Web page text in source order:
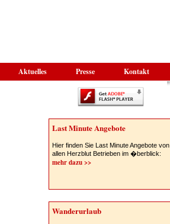
Aktuelles Presse Kontakt
Last Minute Angebote
Hier finden Sie Last Minute Angebote von
allen Herzblut Betrieben im �berblick:
mehr dazu >>
Wanderurlaub